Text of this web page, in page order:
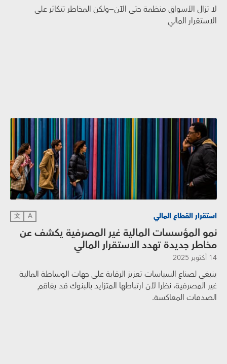
لا تزال الأسواق منظمة حتى الآن—ولكن المخاطر تتكاثر على
الاستقرار المالي
استقرار القطاع المالي A
文
نمو المؤسسات المالية غير المصرفية يكشف عن
مخاطر جديدة تهدد الاستقرار المالي
14 أكتوبر 2025
ينبغي لصناع السياسات تعزيز الرقابة على جهات الوساطة المالية
غير المصرفية، نظرا لأن ارتباطها المتزايد بالبنوك قد يفاقم
الصدمات المعاكسة.